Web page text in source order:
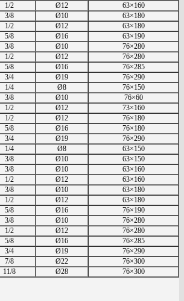
1/2 Ø12
63×160
3/8 Ø10
63×180
1/2 Ø12
63×180
5/8 Ø16
63×190
3/8 Ø10
76×280
1/2 Ø12
76×280
5/8 Ø16
76×285
3/4 Ø19
76×290
1/4 Ø8
76×150
3/8 Ø10
76×60
1/2 Ø12
73×160
1/2 Ø12
76×180
5/8 Ø16
76×180
3/4 Ø19
76×290
1/4 Ø8
63×150
3/8 Ø10
63×150
3/8 Ø10
63×160
1/2 Ø12
63×160
3/8 Ø10
63×180
1/2 Ø12
63×180
5/8 Ø16
76×190
3/8 Ø10
76×280
1/2 Ø12
76×280
5/8 Ø16
76×285
3/4 Ø19
76×290
7/8 Ø22
76×300
11/8 Ø28 76×300